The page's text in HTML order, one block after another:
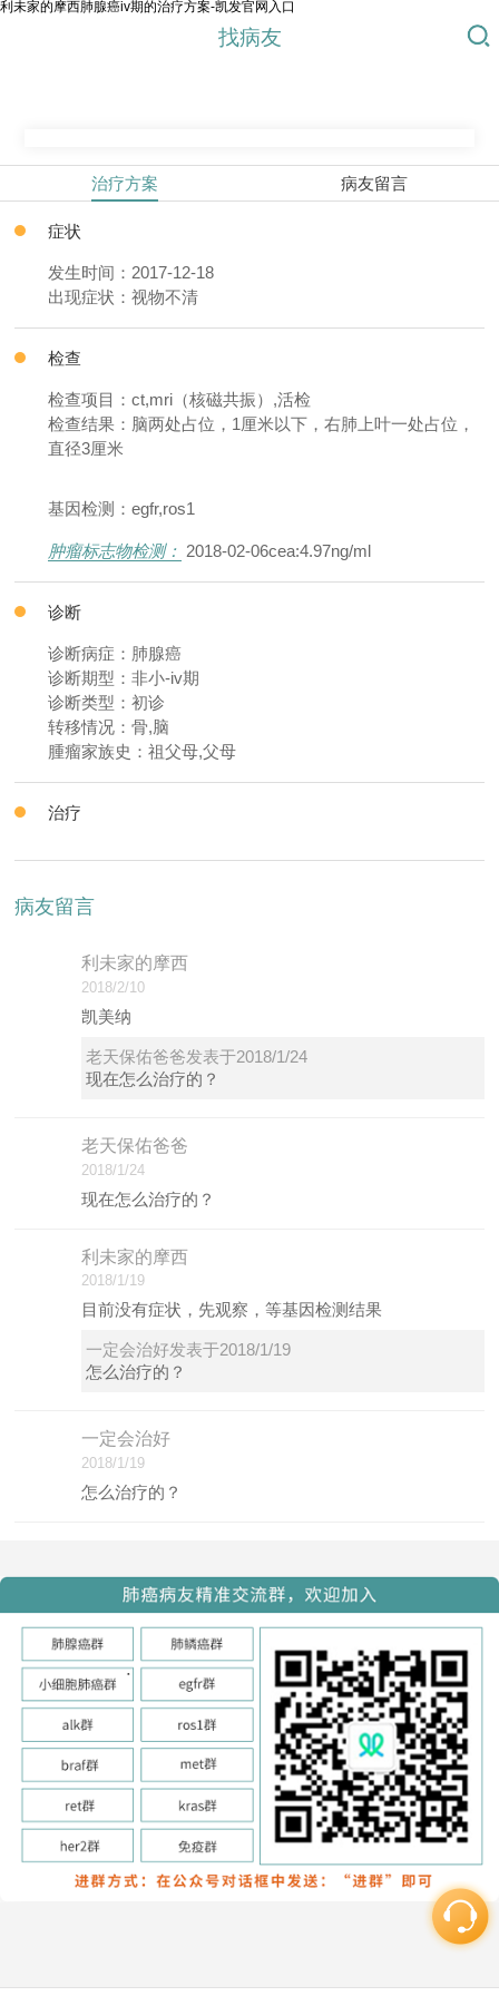
利未家的摩西肺腺癌iv期的治疗方案-凯发官网入口
找病友
治疗方案 病友留言
症状
发生时间：2017-12-18
出现症状：视物不清
检查
检查项目：ct,mri（核磁共振）,活检
检查结果：脑两处占位，1厘米以下，右肺上叶一处占位，
直径3厘米
基因检测：egfr,ros1
肿瘤标志物检测： 2018-02-06cea:4.97ng/ml
诊断
诊断病症：肺腺癌
诊断期型：非小-iv期
诊断类型：初诊
转移情况：骨,脑
腫瘤家族史：祖父母,父母
治疗
病友留言
利未家的摩西
2018/2/10
凯美纳
老天保佑爸爸发表于2018/1/24
现在怎么治疗的？
老天保佑爸爸
2018/1/24
现在怎么治疗的？
利未家的摩西
2018/1/19
目前没有症状，先观察，等基因检测结果
一定会治好发表于2018/1/19
怎么治疗的？
一定会治好
2018/1/19
怎么治疗的？